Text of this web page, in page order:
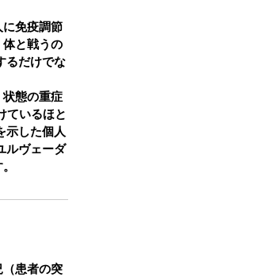
免疫調節
と戦うの
るだけでな
態の重症
ているほと
示した個人
ルヴェーダ
患者の突